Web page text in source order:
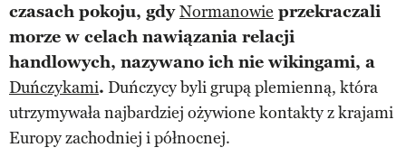
czasach pokoju, gdyNormanowie przekraczali
morze w celach nawiązania relacji
handlowych, nazywano ich nie wikingami, a
Duńczykami. Duńczycy byli grupą plemienną, która
utrzymywała najbardziej ożywione kontakty z krajami
Europy zachodniej i północnej.